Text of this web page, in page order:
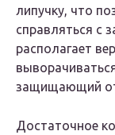
липучку, что
справляться с
располагает
защищающий
Достаточное